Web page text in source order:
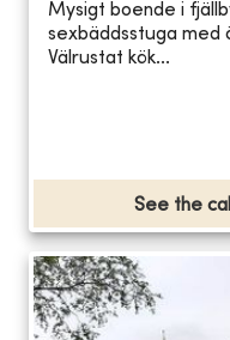
Mysigt boende i
sexbäddsstuga med
Välrustat kök...
See the